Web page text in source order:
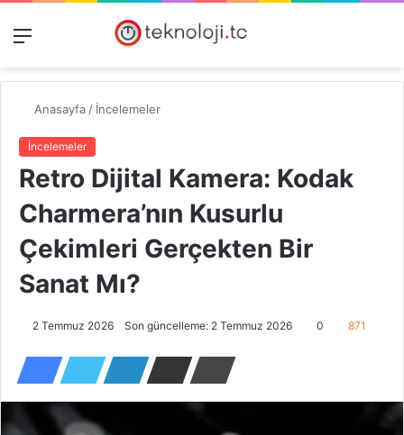
Kayıt
Anasayfa / İncelemeler
İncelemeler
Retro Dijital Kamera: Kodak
Charmera’nın Kusurlu
Çekimleri Gerçekten Bir
Sanat Mı?
2 Temmuz 2026 Son güncelleme: 2 Temmuz 2026 0 871